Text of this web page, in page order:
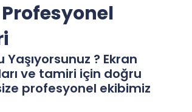
Yaşıyorsunuz ? Ekran
ve tamiri için doğru
profesyonel ekibimiz